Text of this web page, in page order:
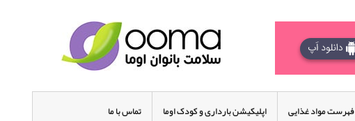
فهرست مواد غذایی اپلیکیشن بارداری و کودک اوما تماس با ما